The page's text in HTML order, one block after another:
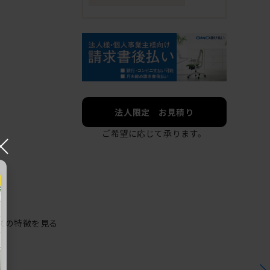
法人限定 お見積り
ご希望に応じて承ります。
の特徴を見る